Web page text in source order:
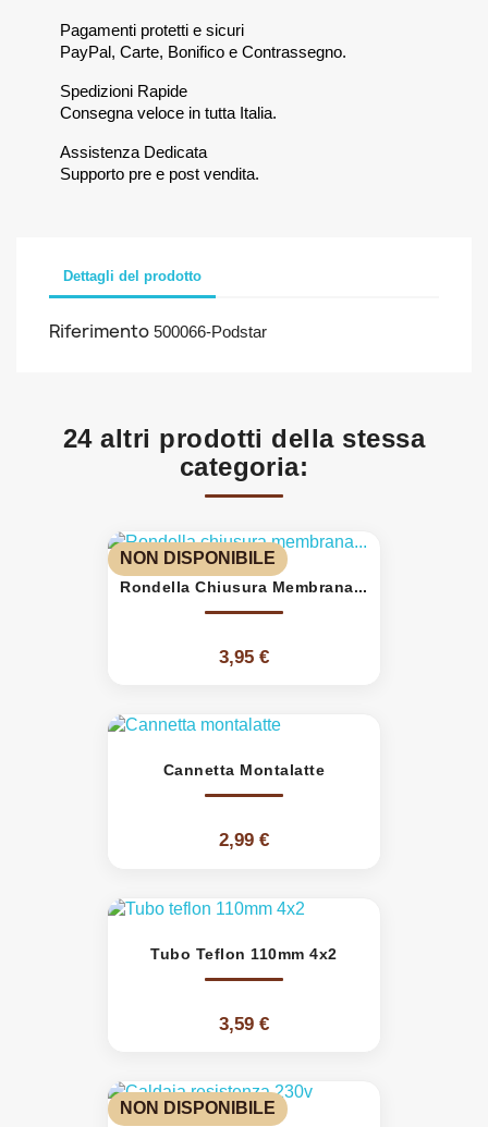
Pagamenti protetti e sicuri
PayPal, Carte, Bonifico e Contrassegno.
Spedizioni Rapide
Consegna veloce in tutta Italia.
Assistenza Dedicata
Supporto pre e post vendita.
Dettagli del prodotto
Riferimento 500066-Podstar
24 altri prodotti della stessa
categoria:
Rondella Chiusura Membrana...
3,95 €
NON DISPONIBILE
Cannetta Montalatte
2,99 €
Tubo Teflon 110mm 4x2
3,59 €
NON DISPONIBILE